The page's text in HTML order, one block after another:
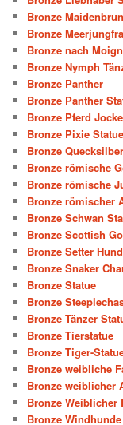
Bronze
Bronze
Bronze nach
Bronze Nymph
Bronze Panther
Bronze Panther
Bronze Pferd
Bronze Pixie Statue
Bronze
Bronze römische
Bronze römische
Bronze römischer
Bronze Schwan
Bronze Scottish
Bronze Setter
Bronze Snaker
Bronze Statue
Bronze
Bronze Tänzer
Bronze Tierstatue
Bronze Tiger-
Bronze weibliche
Bronze weiblicher
Bronze Weiblicher
Bronze